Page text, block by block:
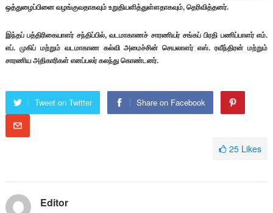
ஒத்துழைப்பினை வழங்குவதாகவும் உறுதியளித்துள்ளதாகவும், தெரிவித்தனர்.
இந்தப் பத்திரிகையாளர் சந்திப்பில், வடமாகாணச் சாரணியர் சங்கப் பிரதி பணிப்பாளர் எம்.
எப். முகிப் மற்றும் வடமாகாண கல்வி அமைச்சின் செயலாளர் எஸ். ரவீந்திரன் மற்றும்
சாரணிய அதிகாரிகள் எனப்பலர் கலந்து கொண்டனர்.
Tweet on Twitter Share on Facebook
25 Likes
Editor